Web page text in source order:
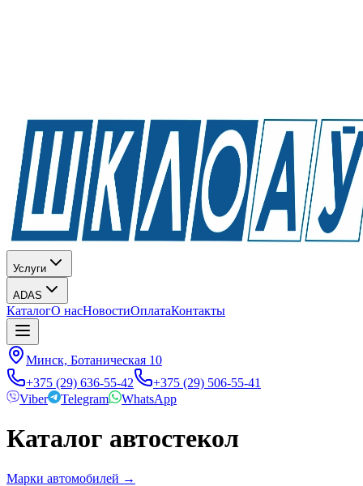
Услуги
ADAS
КаталогО насНовостиОплатаКонтакты
Минск, Ботаническая 10
+375 (29) 636-55-42
+375 (29) 506-55-41
Viber
Telegram WhatsApp
Каталог автостекол
Марки автомобилей →